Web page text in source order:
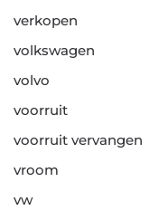
verkopen
volkswagen
volvo
voorruit
voorruit vervangen
vroom
vw